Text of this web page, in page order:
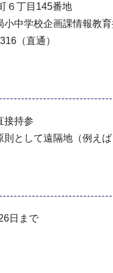
６丁目145番地
中学校企画課情報教育
（直通）
接持参
として遠隔地（例え
日まで